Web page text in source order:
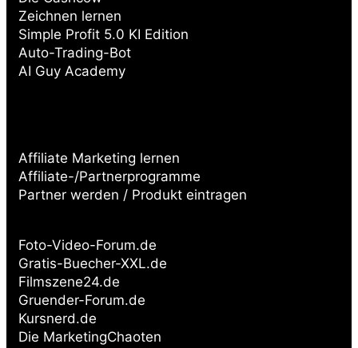
Zeichnen lernen
Simple Profit 5.0 KI Edition
Auto-Trading-Bot
AI Guy Academy
Affiliate Marketing lernen
Affiliate-/Partnerprogramme
Partner werden / Produkt eintragen
Foto-Video-Forum.de
Gratis-Buecher-XXL.de
Filmszene24.de
Gruender-Forum.de
Kursnerd.de
Die MarketingChaoten